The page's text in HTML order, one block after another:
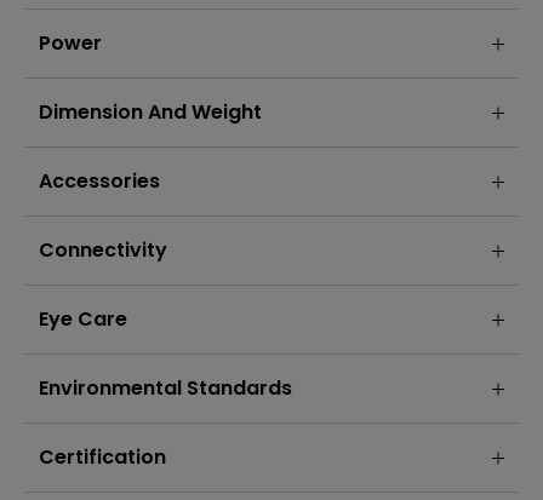
Power
Dimension And Weight
Accessories
Connectivity
Eye Care
Environmental Standards
Certification